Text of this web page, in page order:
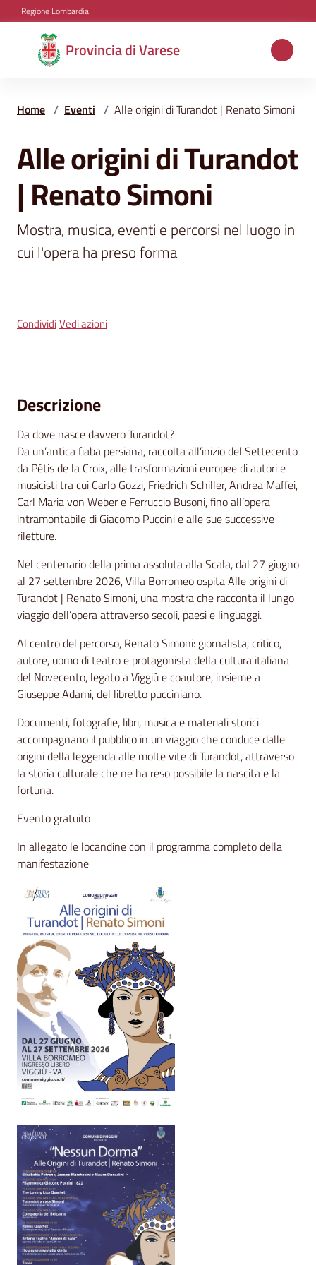
Vai al contenuto
Vai alla navigazione
Vai al footer
Regione Lombardia
Provincia di Varese
Provincia
di
Aree
tematiche
Amministrazione
segnalazioni
Menu selezionato
Seguici
su
Home / Eventi / Alle origini di Turandot | Renato Simoni
Salta al contenuto
Alle origini di Turandot
| Renato Simoni
Mostra, musica, eventi e percorsi nel luogo in
cui l'opera ha preso forma
CondividiVedi azioni
Descrizione
Da dove nasce davvero Turandot?
Da un’antica fiaba persiana, raccolta all’inizio del Settecento
da Pétis de la Croix, alle trasformazioni europee di autori e
musicisti tra cui Carlo Gozzi, Friedrich Schiller, Andrea Maffei,
Carl Maria von Weber e Ferruccio Busoni, fino all’opera
intramontabile di Giacomo Puccini e alle sue successive
riletture.
Nel centenario della prima assoluta alla Scala, dal 27 giugno
al 27 settembre 2026, Villa Borromeo ospita Alle origini di
Turandot | Renato Simoni, una mostra che racconta il lungo
viaggio dell’opera attraverso secoli, paesi e linguaggi.
Al centro del percorso, Renato Simoni: giornalista, critico,
autore, uomo di teatro e protagonista della cultura italiana
del Novecento, legato a Viggiù e coautore, insieme a
Giuseppe Adami, del libretto pucciniano.
Documenti, fotografie, libri, musica e materiali storici
accompagnano il pubblico in un viaggio che conduce dalle
origini della leggenda alle molte vite di Turandot, attraverso
la storia culturale che ne ha reso possibile la nascita e la
fortuna.
Evento gratuito
In allegato le locandine con il programma completo della
manifestazione